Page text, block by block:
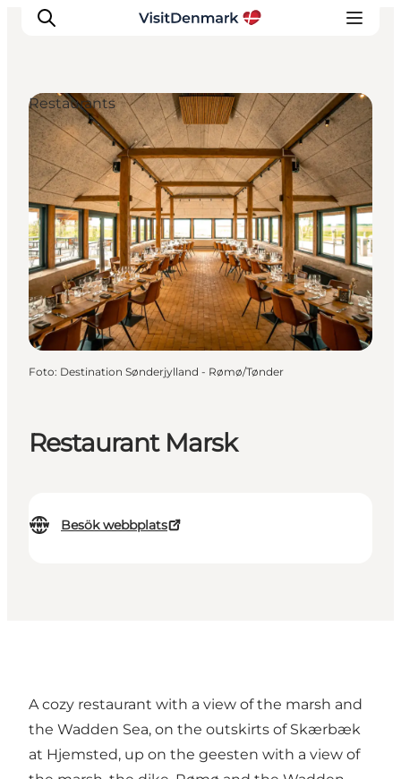
Inspiration
Resmål
Aktiviteter
Övernatta
Planera resan
Restaurant Marsk
Besök webbplats
Restaurants
Foto: Destination Sønderjylland - Rømø/Tønder
A cozy restaurant with a view of the marsh and
the Wadden Sea, on the outskirts of Skærbæk
at Hjemsted, up on the geesten with a view of